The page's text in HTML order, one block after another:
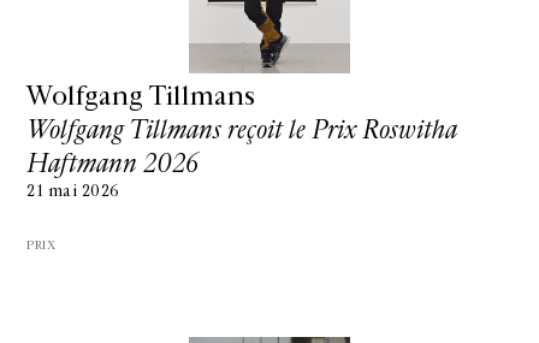
Wolfgang Tillmans
Wolfgang Tillmans reçoit le Prix Roswitha
Haftmann 2026
21 mai 2026
PRIX